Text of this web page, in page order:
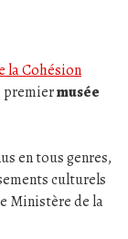
la Cohésion
premiermusée
en tous genres,
culturels
Ministère de la